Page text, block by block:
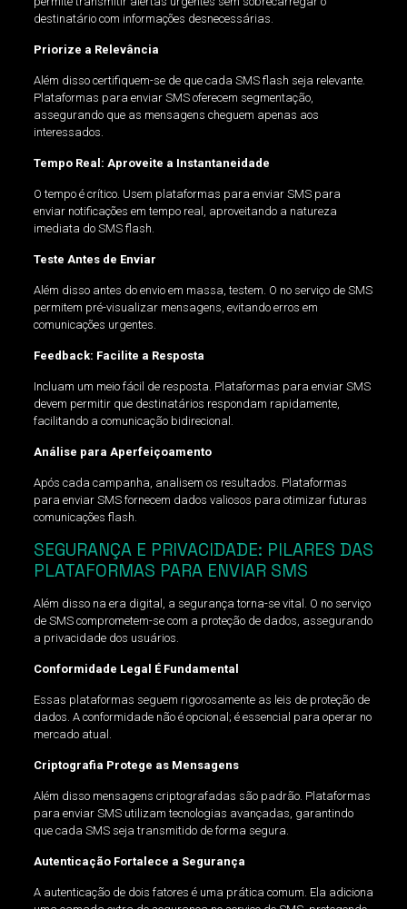
destinatário com informações desnecessárias.
Priorize a Relevância
Além disso certifiquem-se de que cada SMS flash seja relevante.
Plataformas para enviar SMS oferecem segmentação,
assegurando que as mensagens cheguem apenas aos
interessados.
Tempo Real: Aproveite a Instantaneidade
O tempo é crítico. Usem plataformas para enviar SMS para
enviar notificações em tempo real, aproveitando a natureza
imediata do SMS flash.
Teste Antes de Enviar
Além disso antes do envio em massa, testem. O no serviço de SMS
permitem pré-visualizar mensagens, evitando erros em
comunicações urgentes.
Feedback: Facilite a Resposta
Incluam um meio fácil de resposta. Plataformas para enviar SMS
devem permitir que destinatários respondam rapidamente,
facilitando a comunicação bidirecional.
Análise para Aperfeiçoamento
Após cada campanha, analisem os resultados. Plataformas
para enviar SMS fornecem dados valiosos para otimizar futuras
comunicações flash.
SEGURANÇA E PRIVACIDADE: PILARES DAS
PLATAFORMAS PARA ENVIAR SMS
Além disso na era digital, a segurança torna-se vital. O no serviço
de SMS comprometem-se com a proteção de dados, assegurando
a privacidade dos usuários.
Conformidade Legal É Fundamental
Essas plataformas seguem rigorosamente as leis de proteção de
dados. A conformidade não é opcional; é essencial para operar no
mercado atual.
Criptografia Protege as Mensagens
Além disso mensagens criptografadas são padrão. Plataformas
para enviar SMS utilizam tecnologias avançadas, garantindo
que cada SMS seja transmitido de forma segura.
Autenticação Fortalece a Segurança
A autenticação de dois fatores é uma prática comum. Ela adiciona